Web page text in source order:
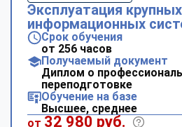
Эксплуатация крупных
информационных
Срок обучения
от 256 часов
Получаемый документ
Диплом о
переподготовке
Обучение на базе
Высшее, среднее
от 32 980 руб.